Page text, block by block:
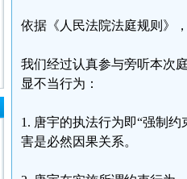
依据《人民法院法庭规则》
我们经过认真参与旁听本次
显不当行为：
1. 唐宇的执法行为即“强制
害是必然因果关系。